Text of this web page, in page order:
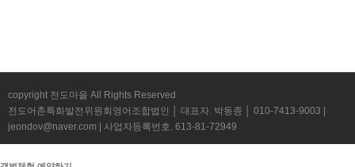
copyright 전도마을 All Rights Reserved
전도어촌특화발전위원회영어조합법인 │ 대표자. 박동종 │ 010-7413-9003 |
jeondov@naver.com | 사업자등록번호. 613-81-72949